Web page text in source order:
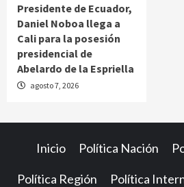
Presidente de Ecuador,
Daniel Noboa llega a
Cali para la posesión
presidencial de
Abelardo de la Espriella
agosto 7, 2026
Inicio Política Nación
Política Región Política